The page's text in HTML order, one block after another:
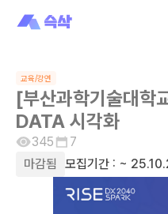
교육/강연
[부산과학기술대학
DATA 시각화
345
7
마감됨
모집기간 : ~